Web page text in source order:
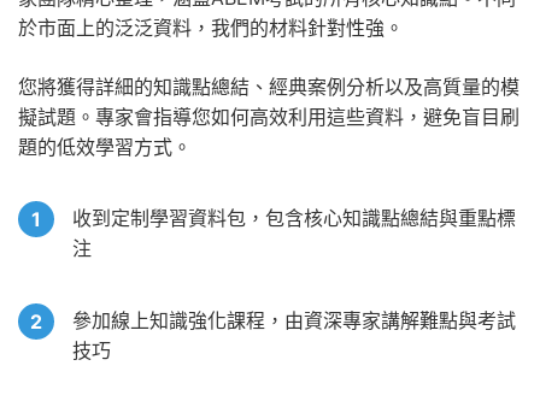
於市面上的泛泛資料，我們的材料針對性強。
您將獲得詳細的知識點總結、經典案例分析以及高質量的模
擬試題。專家會指導您如何高效利用這些資料，避免盲目刷
題的低效學習方式。
收到定制學習資料包，包含核心知識點總結與重點標
注
參加線上知識強化課程，由資深專家講解難點與考試
技巧